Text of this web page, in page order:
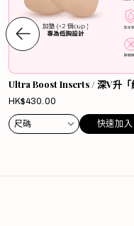
Ultra Boost Inserts / 深V升「
HK$430.00
快速加入